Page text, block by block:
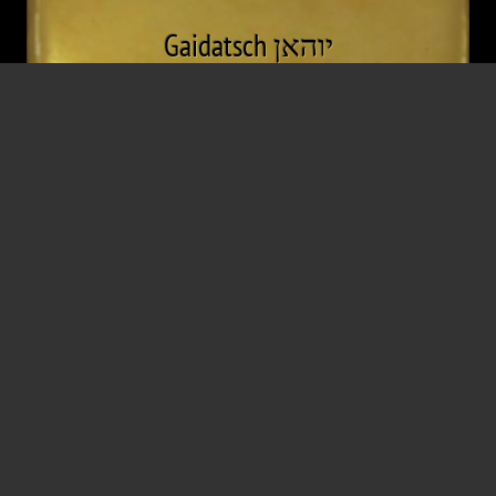
יוהאן Gaidatsch